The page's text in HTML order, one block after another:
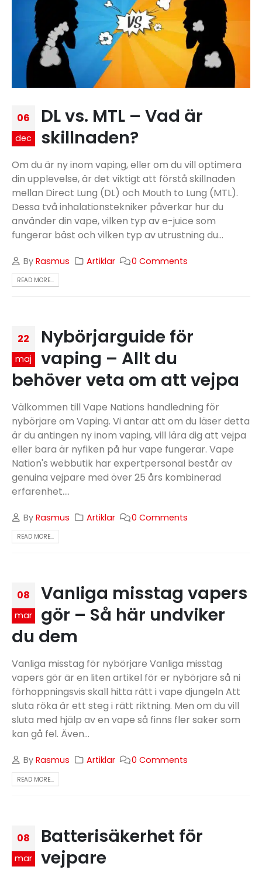
06
dec
DL vs. MTL – Vad är
skillnaden?
Om du är ny inom vaping, eller om du vill optimera
din upplevelse, är det viktigt att förstå skillnaden
mellan Direct Lung (DL) och Mouth to Lung (MTL).
Dessa två inhalationstekniker påverkar hur du
använder din vape, vilken typ av e-juice som
fungerar bäst och vilken typ av utrustning du...
ByRasmus Artiklar 0 Comments
READ MORE...
22
maj
Nybörjarguide för
vaping – Allt du
behöver veta om att vejpa
Välkommen till Vape Nations handledning för
nybörjare om Vaping. Vi antar att om du läser detta
är du antingen ny inom vaping, vill lära dig att vejpa
eller bara är nyfiken på hur vape fungerar. Vape
Nation's webbutik har expertpersonal består av
genuina vejpare med över 25 års kombinerad
erfarenhet....
ByRasmus Artiklar 0 Comments
READ MORE...
08
mar
Vanliga misstag vapers
gör – Så här undviker
du dem
Vanliga misstag för nybörjare Vanliga misstag
vapers gör är en liten artikel för er nybörjare så ni
förhoppningsvis skall hitta rätt i vape djungeln Att
sluta röka är ett steg i rätt riktning. Men om du vill
sluta med hjälp av en vape så finns fler saker som
kan gå fel. Även...
ByRasmus Artiklar 0 Comments
READ MORE...
08
mar
Batterisäkerhet för
vejpare